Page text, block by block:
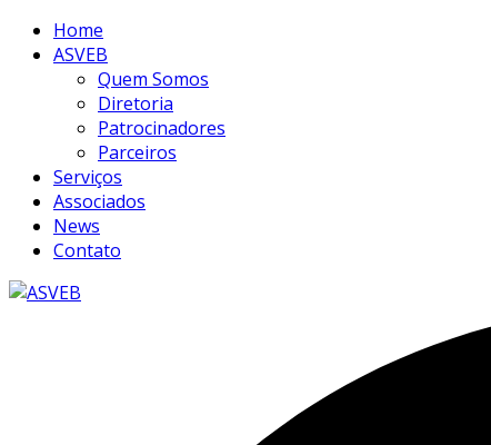
Home
ASVEB
Quem Somos
Diretoria
Patrocinadores
Parceiros
Serviços
Associados
News
Contato